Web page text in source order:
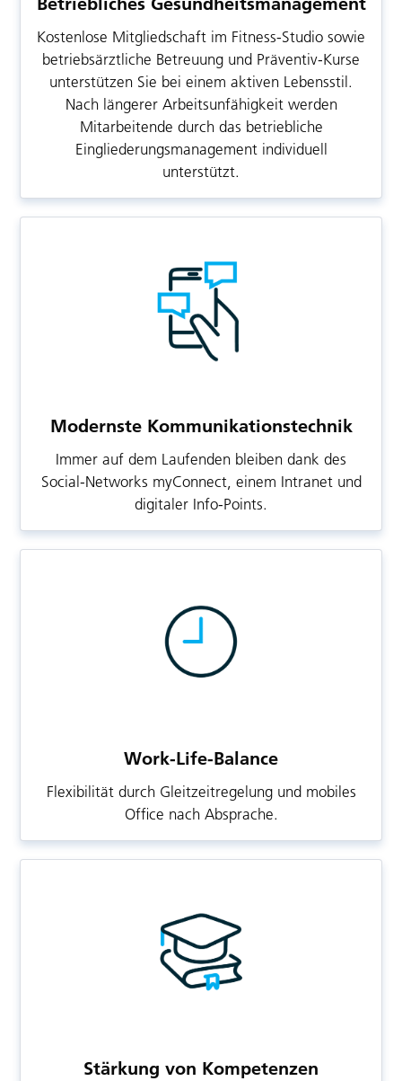
Kostenlose Mitgliedschaft im Fitness-Studio sowie
betriebsärztliche Betreuung und Präventiv-Kurse
unterstützen Sie bei einem aktiven Lebensstil.
Nach längerer Arbeitsunfähigkeit werden
Mitarbeitende durch das betriebliche
Eingliederungsmanagement individuell
unterstützt.
Modernste Kommunikationstechnik
Immer auf dem Laufenden bleiben dank des
Social-Networks myConnect, einem Intranet und
digitaler Info-Points.
Work-Life-Balance
Flexibilität durch Gleitzeitregelung und mobiles
Office nach Absprache.
Stärkung von Kompetenzen